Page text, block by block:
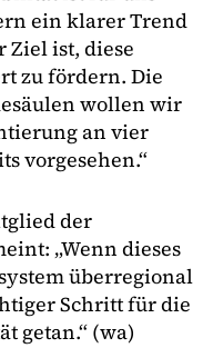
ein klarer Trend
Ziel ist, diese
zu fördern. Die
wollen wir
an vier
vorgesehen.“
der
„Wenn dieses
überregional
Schritt für die
getan.“ (wa)